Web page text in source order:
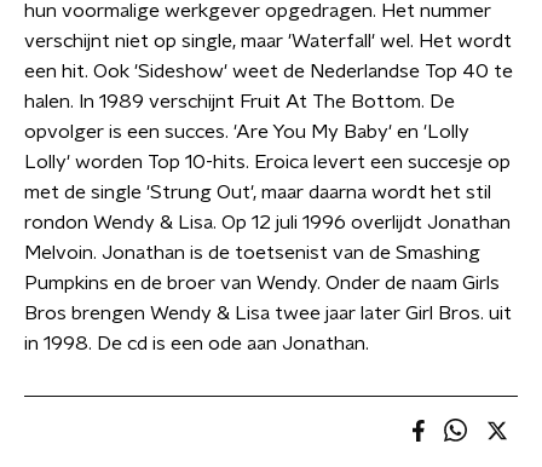
hun voormalige werkgever opgedragen. Het nummer
verschijnt niet op single, maar 'Waterfall' wel. Het wordt
een hit. Ook 'Sideshow' weet de Nederlandse Top 40 te
halen. In 1989 verschijnt Fruit At The Bottom. De
opvolger is een succes. 'Are You My Baby' en 'Lolly
Lolly' worden Top 10-hits. Eroica levert een succesje op
met de single 'Strung Out', maar daarna wordt het stil
rondon Wendy & Lisa. Op 12 juli 1996 overlijdt Jonathan
Melvoin. Jonathan is de toetsenist van de Smashing
Pumpkins en de broer van Wendy. Onder de naam Girls
Bros brengen Wendy & Lisa twee jaar later Girl Bros. uit
in 1998. De cd is een ode aan Jonathan.